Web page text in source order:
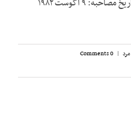
مرد |
0 Comments